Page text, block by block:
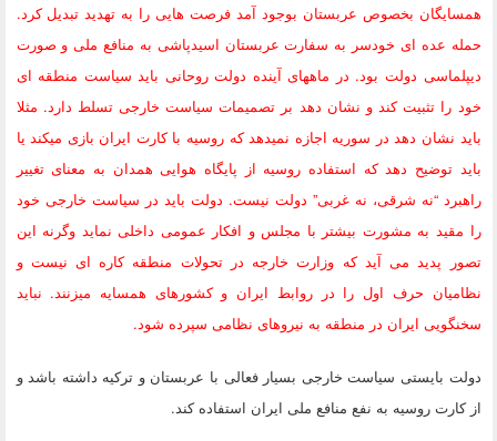
همسایگان بخصوص عربستان بوجود آمد فرصت هایی را به تهدید تبدیل کرد.
حمله عده ای خودسر به سفارت عربستان اسیدپاشی به منافع ملی و صورت
دیپلماسی دولت بود. در ماههای آینده دولت روحانی باید سیاست منطقه ای
خود را تثبیت کند و نشان دهد بر تصمیمات سیاست خارجی تسلط دارد. مثلا
باید نشان دهد در سوریه اجازه نمیدهد که روسیه با کارت ایران بازی میکند یا
باید توضیح دهد که استفاده روسیه از پایگاه هوایی همدان به معنای تغییر
راهبرد “نه شرقی، نه غربی” دولت نیست. دولت باید در سیاست خارجی خود
را مقید به مشورت بیشتر با مجلس و افکار عمومی داخلی نماید وگرنه این
تصور پدید می آید که وزارت خارجه در تحولات منطقه کاره ای نیست و
نظامیان حرف اول را در روابط ایران و کشورهای همسایه میزنند. نباید
سخنگویی ایران در منطقه به نیروهای نظامی سپرده شود.
دولت بایستی سیاست خارجی بسیار فعالی با عربستان و ترکیه داشته باشد و
از کارت روسیه به نفع منافع ملی ایران استفاده کند.